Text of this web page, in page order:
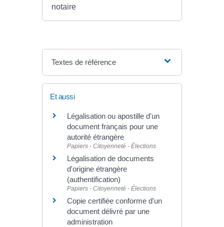
notaire
Textes de référence
Et aussi
Légalisation ou apostille d'un
document français pour une
autorité étrangère
Papiers - Citoyenneté - Élections
Légalisation de documents
d'origine étrangère
(authentification)
Papiers - Citoyenneté - Élections
Copie certifiée conforme d'un
document délivré par une
administration